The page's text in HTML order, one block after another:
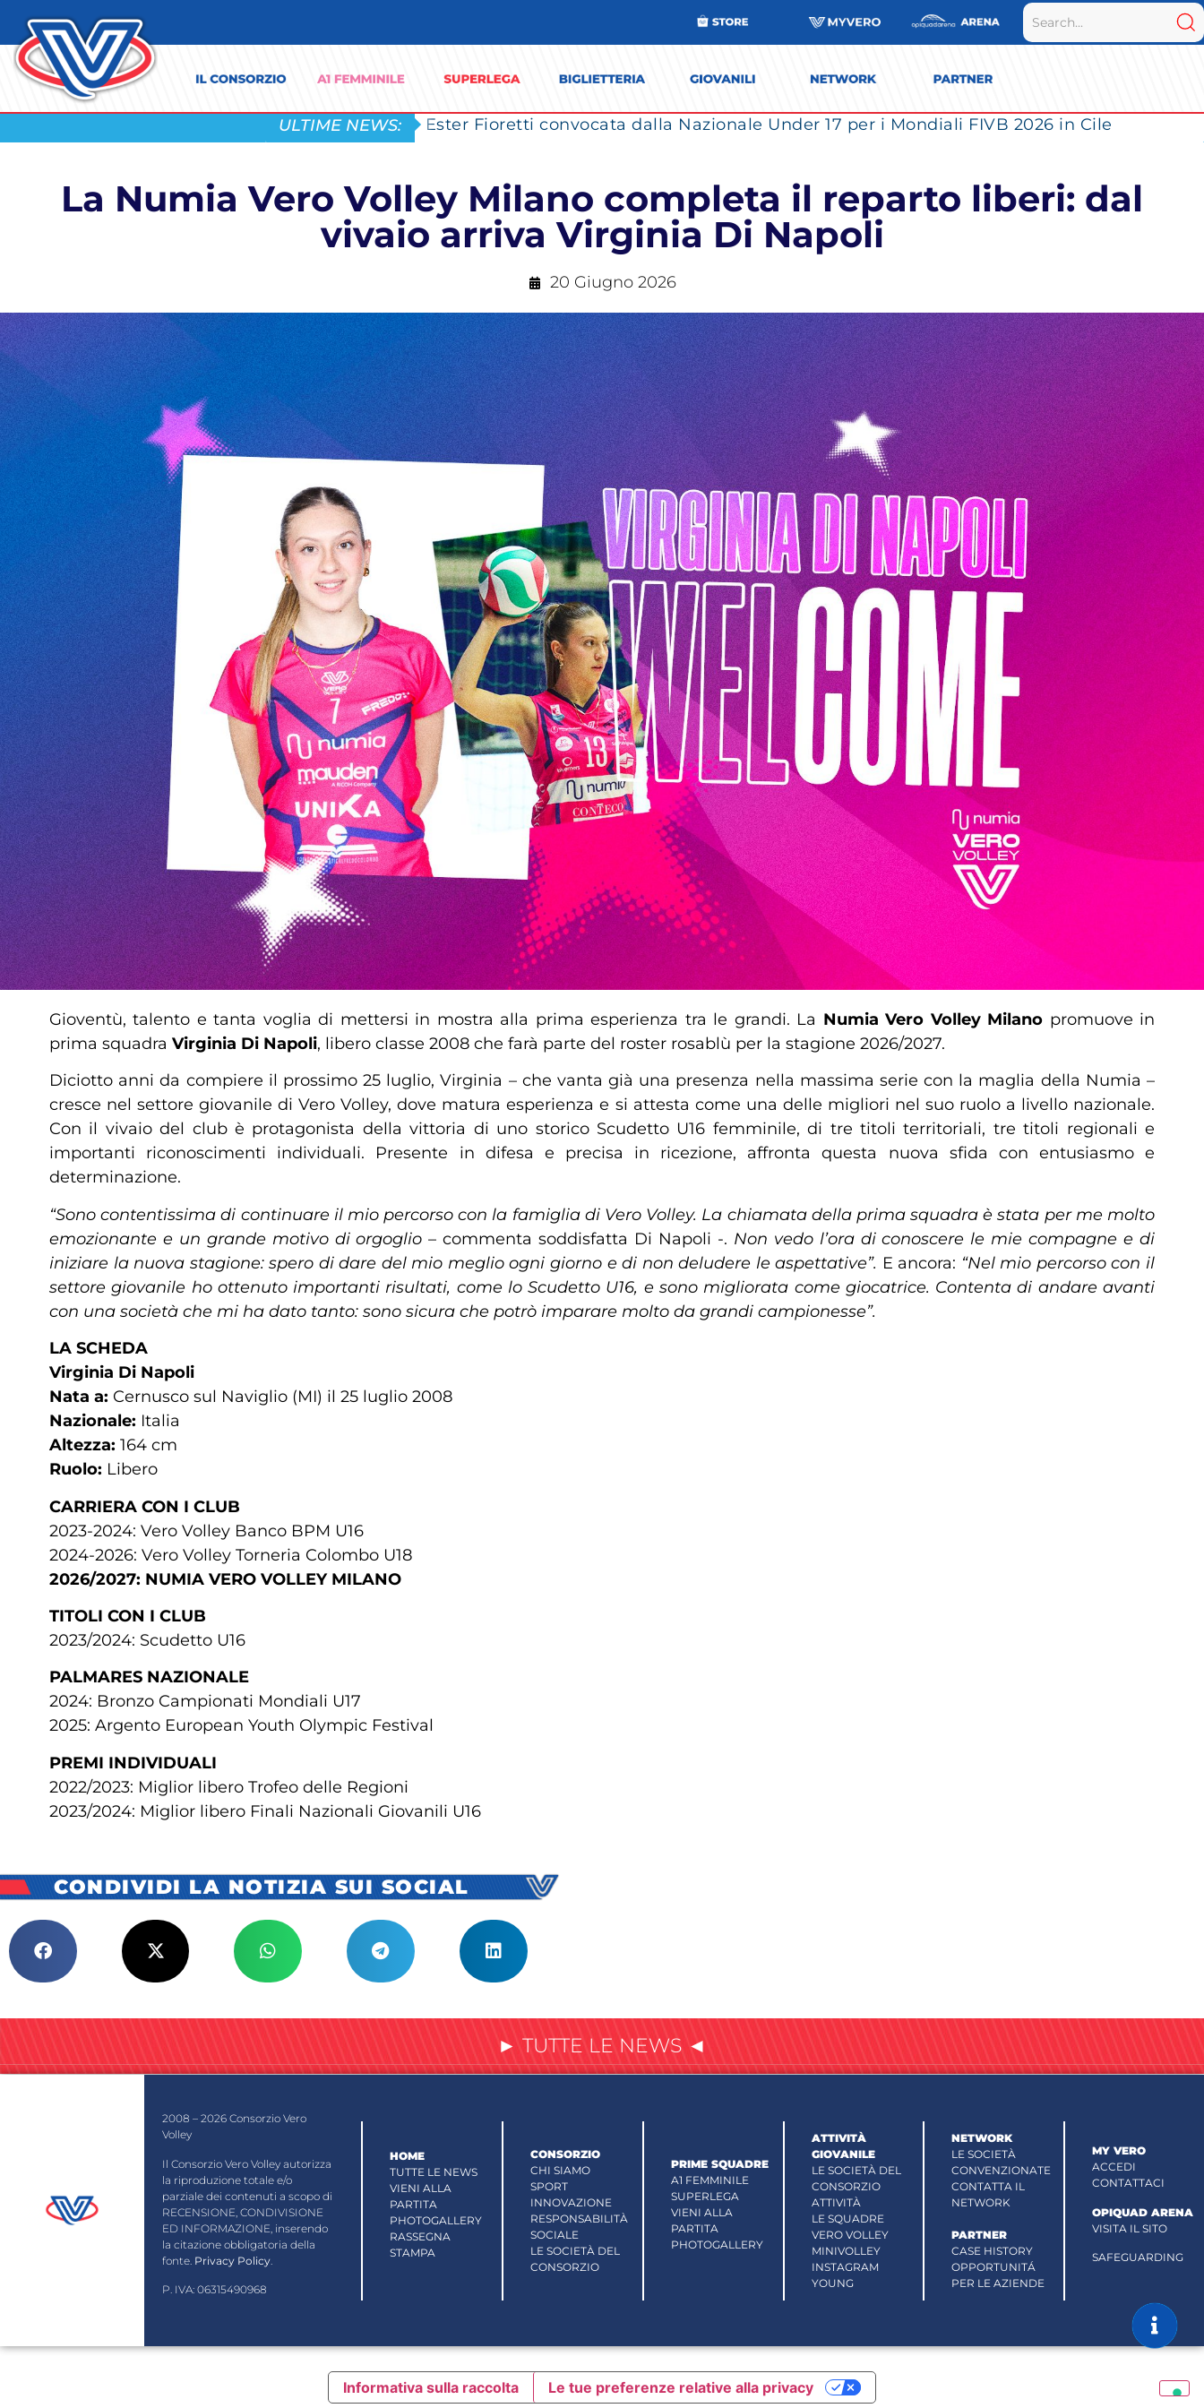
ULTIME NEWS: Ester Fioretti convocata dalla Nazionale Under 17 per i Mondiali FIVB 2026 in Cile
La Numia Vero Volley Milano completa il reparto liberi: dal
vivaio arriva Virginia Di Napoli
20 Giugno 2026
Gioventù, talento e tanta voglia di mettersi in mostra alla prima esperienza tra le grandi. La Numia Vero Volley Milano promuove in
prima squadra Virginia Di Napoli, libero classe 2008 che farà parte del roster rosablù per la stagione 2026/2027.
Diciotto anni da compiere il prossimo 25 luglio, Virginia – che vanta già una presenza nella massima serie con la maglia della Numia –
cresce nel settore giovanile di Vero Volley, dove matura esperienza e si attesta come una delle migliori nel suo ruolo a livello nazionale.
Con il vivaio del club è protagonista della vittoria di uno storico Scudetto U16 femminile, di tre titoli territoriali, tre titoli regionali e
importanti riconoscimenti individuali. Presente in difesa e precisa in ricezione, affronta questa nuova sfida con entusiasmo e
determinazione.
“Sono contentissima di continuare il mio percorso con la famiglia di Vero Volley. La chiamata della prima squadra è stata per me molto
emozionante e un grande motivo di orgoglio – commenta soddisfatta Di Napoli -. Non vedo l’ora di conoscere le mie compagne e di
iniziare la nuova stagione: spero di dare del mio meglio ogni giorno e di non deludere le aspettative”. E ancora: “Nel mio percorso con il
settore giovanile ho ottenuto importanti risultati, come lo Scudetto U16, e sono migliorata come giocatrice. Contenta di andare avanti
con una società che mi ha dato tanto: sono sicura che potrò imparare molto da grandi campionesse”.
LA SCHEDA
Virginia Di Napoli
Nata a: Cernusco sul Naviglio (MI) il 25 luglio 2008
Nazionale: Italia
Altezza: 164 cm
Ruolo: Libero
CARRIERA CON I CLUB
2023-2024: Vero Volley Banco BPM U16
2024-2026: Vero Volley Torneria Colombo U18
2026/2027: NUMIA VERO VOLLEY MILANO
TITOLI CON I CLUB
2023/2024: Scudetto U16
PALMARES NAZIONALE
2024: Bronzo Campionati Mondiali U17
2025: Argento European Youth Olympic Festival
PREMI INDIVIDUALI
2022/2023: Miglior libero Trofeo delle Regioni
2023/2024: Miglior libero Finali Nazionali Giovanili U16
CONDIVIDI LA NOTIZIA SUI SOCIAL
► TUTTE LE NEWS ◄
2008 – 2026 Consorzio Vero
Volley
Il Consorzio Vero Volley autorizza
la riproduzione totale e/o
parziale dei contenuti a scopo di
RECENSIONE, CONDIVISIONE
ED INFORMAZIONE, inserendo
la citazione obbligatoria della
fonte. Privacy Policy
P. IVA: 06315490968
HOME
TUTTE LE NEWS
VIENI ALLA
PARTITA
PHOTOGALLERY
RASSEGNA
STAMPA
CONSORZIO
CHI SIAMO
SPORT
INNOVAZIONE
RESPONSABILITÀ
SOCIALE
LE SOCIETÀ DEL
CONSORZIO
PRIME SQUADRE
A1 FEMMINILE
SUPERLEGA
VIENI ALLA
PARTITA
PHOTOGALLERY
ATTIVITÀ
GIOVANILE
LE SOCIETÀ DEL
CONSORZIO
ATTIVITÀ
LE SQUADRE
VERO VOLLEY
MINIVOLLEY
INSTAGRAM
YOUNG
NETWORK
LE SOCIETÀ
CONVENZIONATE
CONTATTA IL
NETWORK
PARTNER
CASE HISTORY
OPPORTUNITÁ
PER LE AZIENDE
MY VERO
ACCEDI
CONTATTACI
OPIQUAD ARENA
VISITA IL SITO
SAFEGUARDING
Informativa sulla raccolta Le tue preferenze relative alla privacy